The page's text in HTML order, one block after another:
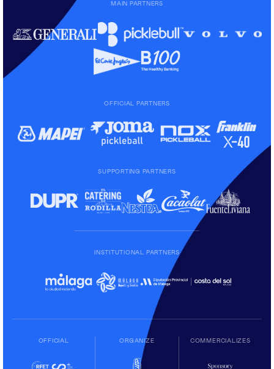
MAIN PARTNERS
OFFICIAL PARTNERS
SUPPORTING PARTNERS
INSTITUTIONAL PARTNERS
OFFICIAL ORGANIZE COMMERCIALIZES